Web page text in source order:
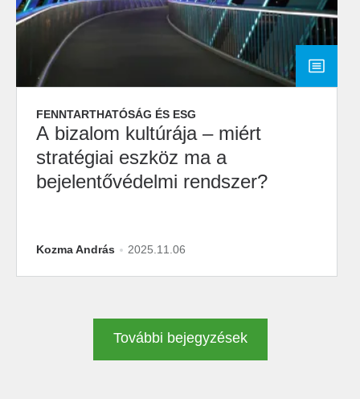
FENNTARTHATÓSÁG ÉS ESG
A bizalom kultúrája – miért
stratégiai eszköz ma a
bejelentővédelmi rendszer?
Kozma András 2025.11.06
További bejegyzések